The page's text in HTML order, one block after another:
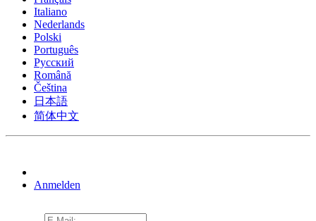
Italiano
Nederlands
Polski
Português
Pусский
Română
Čeština
日本語
简体中文
Anmelden